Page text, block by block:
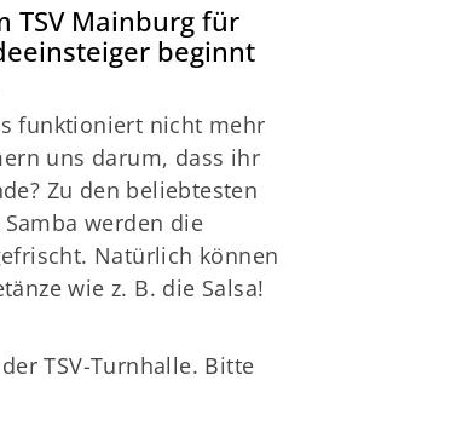
TSV Mainburg für
beginnt
funktioniert nicht mehr
uns darum, dass ihr
Zu den beliebtesten
werden die
Natürlich können
wie z. B. die Salsa!
TSV-Turnhalle. Bitte
Mainburg e.V.
1
mainburg.de